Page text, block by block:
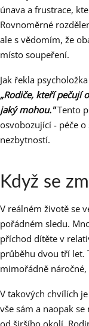
únava a frustrace,
Rovnoměrné
ale s vědomím, že
místo soupeření.
Jak řekla
„Rodiče, kteří pečují
jaký mohou."Tento
osvobozující - péče
nezbytností.
Když se
V reálném životě se
pořádném sledu.
příchod dítěte v
průběhu dvou tří let.
mimořádně
V takových chvílích
vše sám a naopak